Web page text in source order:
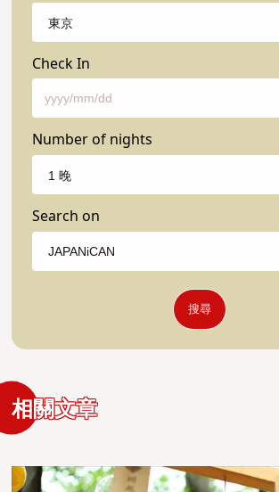
Check In
Number of nights
Search on
搜尋
相關文章